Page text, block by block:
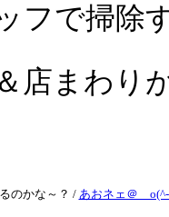
フで掃除
店まわり
のかな～？ / あおネェ＠